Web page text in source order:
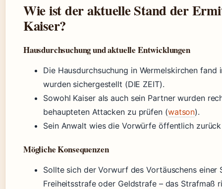
Wie ist der aktuelle Stand der
Kaiser?
Hausdurchsuchung und aktuelle Entwicklungen
Die Hausdurchsuchung in Wermelskirchen
wurden sichergestellt (DIE ZEIT).
Sowohl Kaiser als auch sein Partner wurden
behaupteten Attacken zu prüfen (watson).
Sein Anwalt wies die Vorwürfe öffentlich zurück
Mögliche Konsequenzen
Sollte sich der Vorwurf des Vortäuschens
Freiheitsstrafe oder Geldstrafe – das Strafmaß